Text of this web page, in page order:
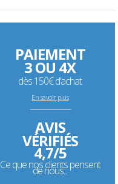
PAIEMENT
3 OU 4X
dès 150€ d’achat
En savoir plus
--------------------------------------------------------------------
AVIS
VÉRIFIÉS
4,7/5
Ce que nos clients pensent
de nous...